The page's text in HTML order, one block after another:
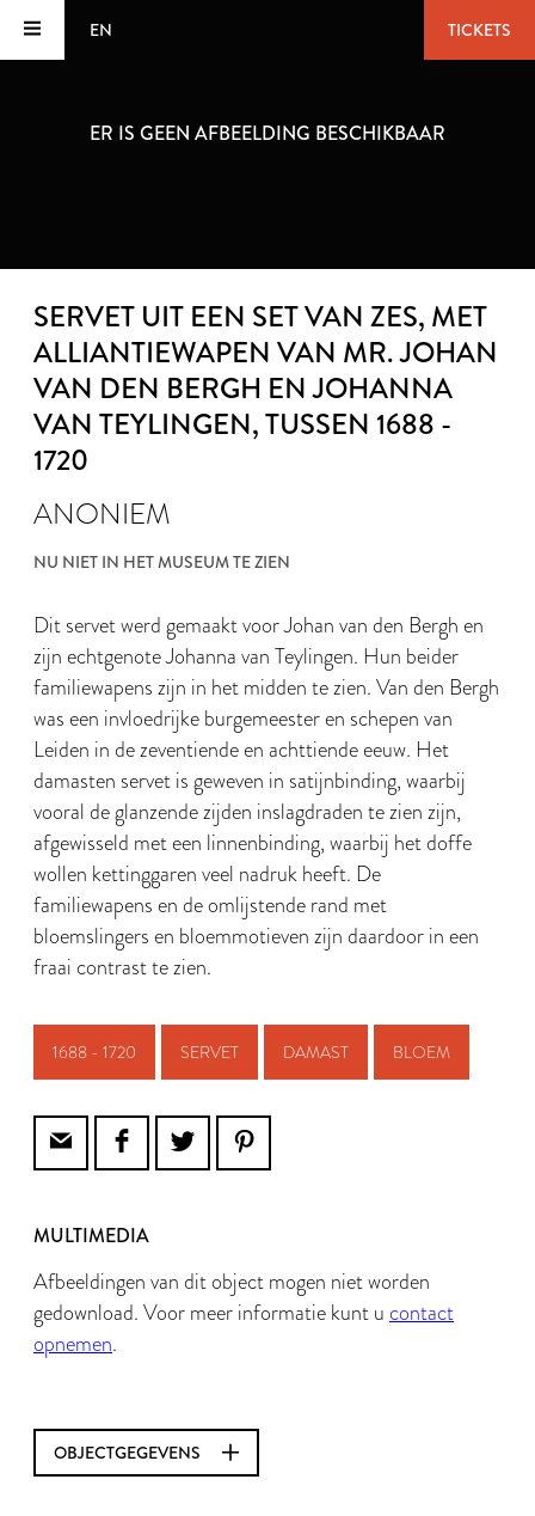
EN TICKETS
ER IS GEEN AFBEELDING BESCHIKBAAR
SERVET UIT EEN SET VAN ZES, MET
ALLIANTIEWAPEN VAN MR. JOHAN
VAN DEN BERGH EN JOHANNA
VAN TEYLINGEN, TUSSEN 1688 -
1720
ANONIEM
NU NIET IN HET MUSEUM TE ZIEN
Dit servet werd gemaakt voor Johan van den Bergh en
zijn echtgenote Johanna van Teylingen. Hun beider
familiewapens zijn in het midden te zien. Van den Bergh
was een invloedrijke burgemeester en schepen van
Leiden in de zeventiende en achttiende eeuw. Het
damasten servet is geweven in satijnbinding, waarbij
vooral de glanzende zijden inslagdraden te zien zijn,
afgewisseld met een linnenbinding, waarbij het doffe
wollen kettinggaren veel nadruk heeft. De
familiewapens en de omlijstende rand met
bloemslingers en bloemmotieven zijn daardoor in een
fraai contrast te zien.
1688 - 1720 SERVET DAMAST BLOEM
MULTIMEDIA
Afbeeldingen van dit object mogen niet worden
gedownload. Voor meer informatie kunt u contact
opnemen.
OBJECTGEGEVENS